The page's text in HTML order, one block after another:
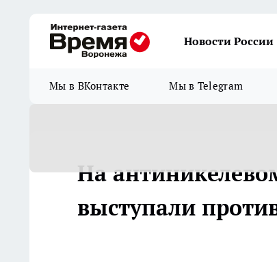
Новости России
Мы в ВКонтакте Мы в Telegram
На
выступали